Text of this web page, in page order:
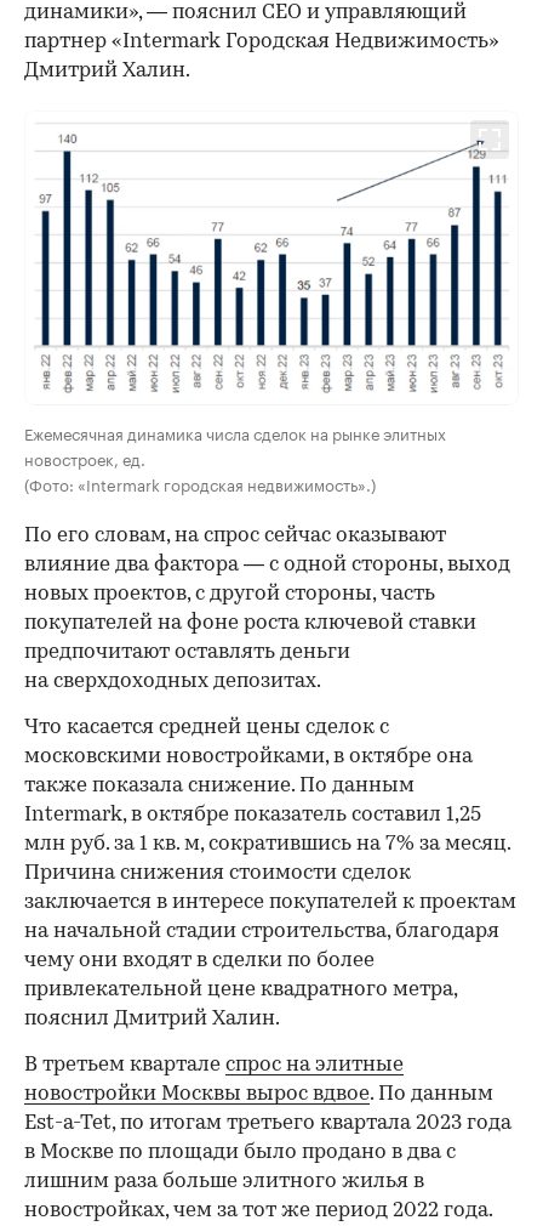
динамики», — пояснил CEO и управляющий
партнер «Intermark Городская Недвижимость»
Дмитрий Халин.
Ежемесячная динамика числа сделок на рынке элитных
новостроек, ед.
(Фото: «Intermark городская недвижимость».)
По его словам, на спрос сейчас оказывают
влияние два фактора — с одной стороны, выход
новых проектов, с другой стороны, часть
покупателей на фоне роста ключевой ставки
предпочитают оставлять деньги
на сверхдоходных депозитах.
Что касается средней цены сделок с
московскими новостройками, в октябре она
также показала снижение. По данным
Intermark, в октябре показатель составил 1,25
млн руб. за 1 кв. м, сократившись на 7% за месяц.
Причина снижения стоимости сделок
заключается в интересе покупателей к проектам
на начальной стадии строительства, благодаря
чему они входят в сделки по более
привлекательной цене квадратного метра,
пояснил Дмитрий Халин.
В третьем квартале спрос на элитные
новостройки Москвы вырос вдвое. По данным
Est-a-Tet, по итогам третьего квартала 2023 года
в Москве по площади было продано в два с
лишним раза больше элитного жилья в
новостройках, чем за тот же период 2022 года.